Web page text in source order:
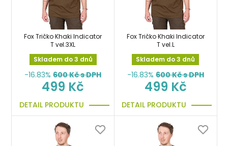
Fox Tričko Khaki Indicator
T vel.3XL
Skladem do 3 dnů
-16.83% 600Kč s DPH
499 Kč
DETAIL PRODUKTU
Fox Tričko Khaki Indicator
T vel.L
Skladem do 3 dnů
-16.83% 600Kč s DPH
499 Kč
DETAIL PRODUKTU